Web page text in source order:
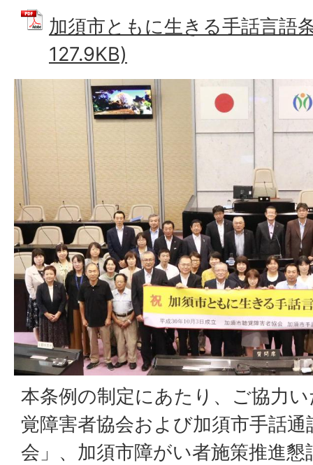
加須市ともに生きる手話言語
127.9KB)
本条例の制定にあたり、ご協力
覚障害者協会および加須市手話
会」、加須市障がい者施策推進